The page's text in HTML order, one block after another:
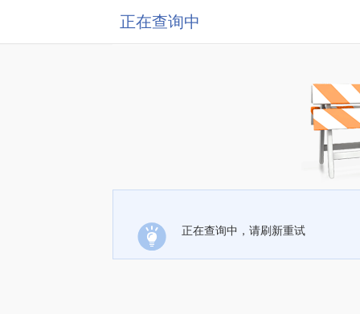
正在查询中
正在查询中，请刷新重试